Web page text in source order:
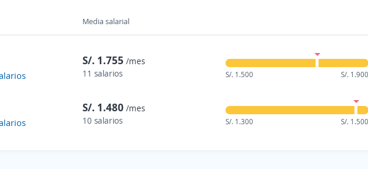
Media salarial
S/. 1.755 /mes
11 salarios
S/. 1.500 S/. 1.900
S/. 1.480 /mes
10 salarios
S/. 1.300 S/. 1.500